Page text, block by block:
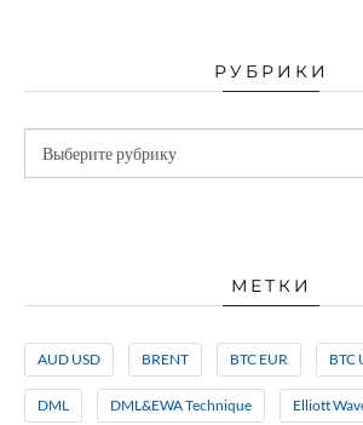
РУБРИКИ
МЕТКИ
AUD USD BRENT BTC EUR BTC
DML DML&EWA Technique Elliott